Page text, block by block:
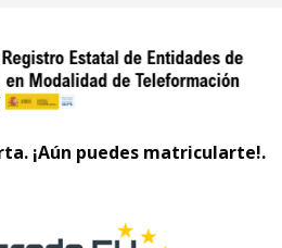
¡Aún puedes matricularte!.